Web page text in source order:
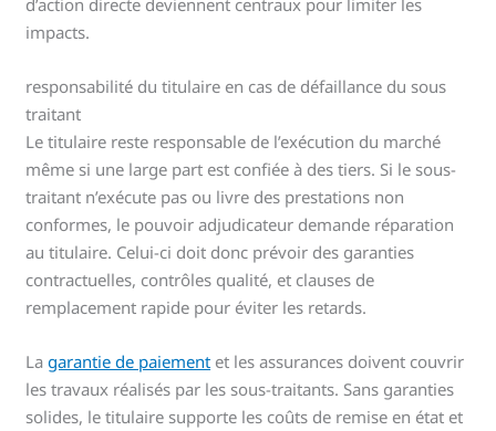
impacts.
responsabilité du titulaire en cas de défaillance du sous
traitant
Le titulaire reste responsable de l’exécution du marché
même si une large part est confiée à des tiers. Si le sous-
traitant n’exécute pas ou livre des prestations non
conformes, le pouvoir adjudicateur demande réparation
au titulaire. Celui-ci doit donc prévoir des garanties
contractuelles, contrôles qualité, et clauses de
remplacement rapide pour éviter les retards.
Lagarantie de paiement et les assurances doivent couvrir
les travaux réalisés par les sous-traitants. Sans garanties
solides, le titulaire supporte les coûts de remise en état et